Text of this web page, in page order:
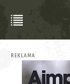
REKLAMA